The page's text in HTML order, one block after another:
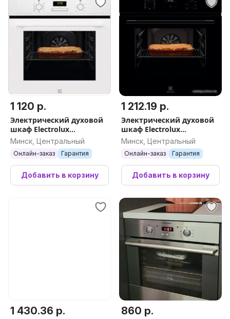
1 120 р.
Электрический духовой
шкаф Electrolux
SurroundCook FLEX 600
EOF3H40BW
Минск, Центральный
Онлайн-заказ Гарантия
Добавить в корзину
1 212.19 р.
Электрический духовой
шкаф Electrolux
SurroundCook 600
EOF5C50BZ
Минск, Центральный
Онлайн-заказ Гарантия
Добавить в корзину
1 430.36 р. 860 р.